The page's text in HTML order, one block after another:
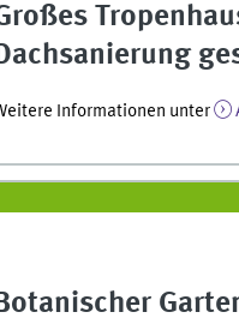
Dachsanierung
Informationen unter
Botanischer